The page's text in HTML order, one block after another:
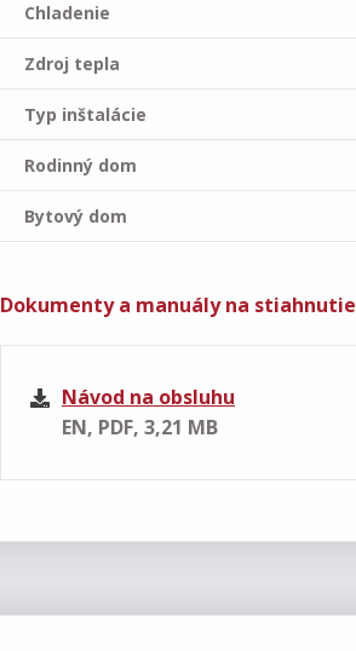
Chladenie
Zdroj tepla
Typ inštalácie
Rodinný dom
Bytový dom
Dokumenty a manuály na stiahnutie
Návod na obsluhu
EN, PDF, 3,21 MB